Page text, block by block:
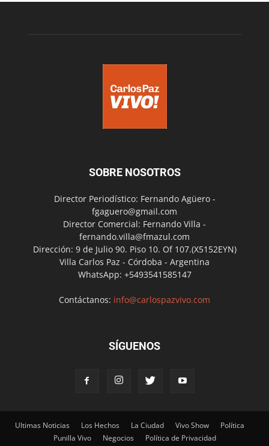
SOBRE NOSOTROS
Director Periodístico: Fernando Agüero -
fgaguero@gmail.com
Director Comercial: Fernando Villa -
fernando.villa@fmazul.com
Dirección: 9 de Julio 90. Piso 10. Of 107.(X5152EYN)
Villa Carlos Paz - Córdoba - Argentina
WhatsApp: +5493541585147
Contáctanos: info@carlospazvivo.com
SÍGUENOS
Ultimas Noticias Los Hechos La Ciudad Vivo Show
Política
Punilla Vivo
Negocios Política de Privacidad